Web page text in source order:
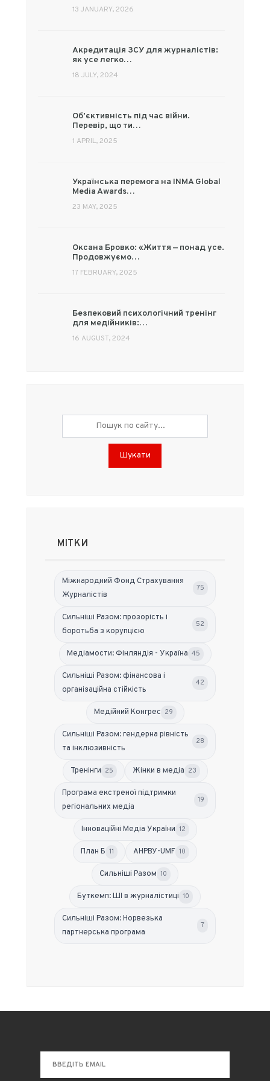
13 JANUARY, 2026
Акредитація ЗСУ для журналістів:
як усе легко…
18 JULY, 2024
Об’єктивність під час війни.
Перевір, що ти…
1 APRIL, 2025
Українська перемога на INMA Global
Media Awards…
23 MAY, 2025
Оксана Бровко: «Життя — понад усе.
Продовжуємо…
17 FEBRUARY, 2025
Безпековий психологічний тренінг
для медійників:…
16 AUGUST, 2024
Шукати
МІТКИ
Міжнародний Фонд Страхування
Журналістів
75
Сильніші Разом: прозорість і
боротьба з корупцією
52
Медіамости: Фінляндія - Україна 45
Сильніші Разом: фінансова і
організаційна стійкість
42
Медійний Конгрес 29
Сильніші Разом: гендерна рівність
та інклюзивність
28
Тренінги 25 Жінки в медіа 23
Програма екстреної підтримки
регіональних медіа
19
Інноваційні Медіа України 12
План Б 11 АНРВУ-UMF 10
Сильніші Разом 10
Буткемп: ШІ в журналістиці 10
Сильніші Разом: Норвезька
партнерська програма
7